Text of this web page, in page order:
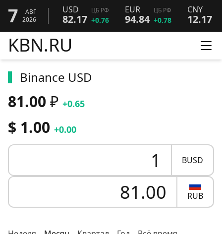
7
АВГ
2026
USD ЦБ РФ
82.17 +0.76
EUR ЦБ РФ
94.84 +0.78
CNY
12.17
KBN.RU
Binance USD
81.00 ₽ +0.65
$ 1.00 +0.00
BUSD
RUB